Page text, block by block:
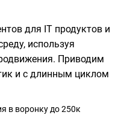
для IT продуктов и
используя
Приводим
и с длинным циклом
в воронку до 250к